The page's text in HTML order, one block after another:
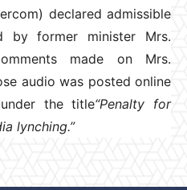
declared admissible
by former minister Mrs.
made on Mrs.
audio was posted online
the title“Penalty for
lynching.”